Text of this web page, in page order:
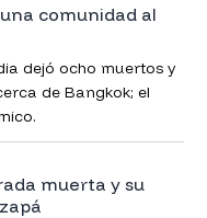
comunidad al
dejó ocho muertos y
de Bangkok; el
muerta y su